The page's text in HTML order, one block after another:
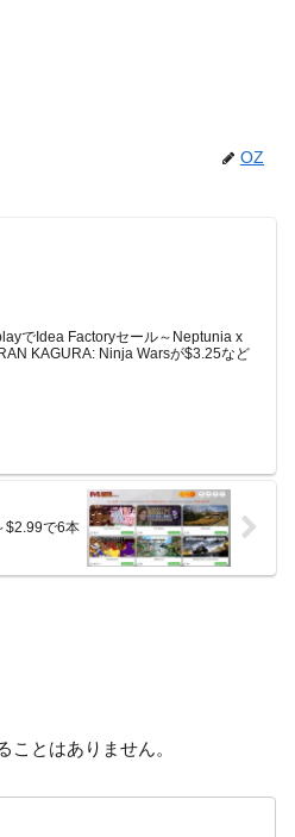
OZ
でIdea Factoryセール～Neptunia x
KAGURA: Ninja Warsが$3.25など
$2.99で6本
ことはありません。